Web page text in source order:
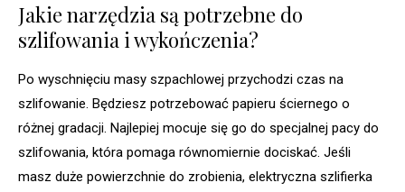
Jakie narzędzia są potrzebne do
szlifowania i wykończenia?
Po wyschnięciu masy szpachlowej przychodzi czas na
szlifowanie. Będziesz potrzebować papieru ściernego o
różnej gradacji. Najlepiej mocuje się go do specjalnej pacy do
szlifowania, która pomaga równomiernie dociskać. Jeśli
masz duże powierzchnie do zrobienia, elektryczna szlifierka